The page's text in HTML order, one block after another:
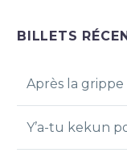
BILLETS
Après la grippe
Y’a-tu kekun